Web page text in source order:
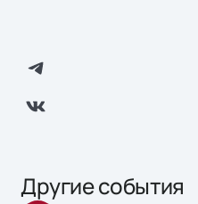
Другие события